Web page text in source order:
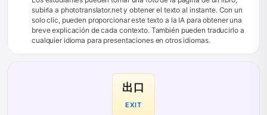
subirla a phototranslator.net y obtener el texto al instante. Con un
solo clic, pueden proporcionar este texto a la IA para obtener una
breve explicación de cada contexto. También pueden traducirlo a
cualquier idioma para presentaciones en otros idiomas.
出口
EXIT